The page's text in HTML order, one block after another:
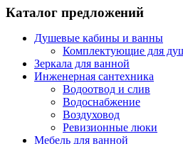
Каталог предложений
Душевые кабины и ванны
Комплектующие для
Зеркала для ванной
Инженерная сантехника
Водоотвод и слив
Водоснабжение
Воздуховод
Ревизионные люки
Мебель для ванной